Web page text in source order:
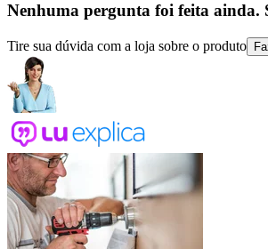
Nenhuma pergunta foi feita ainda.
Tire sua dúvida com a loja sobre o produto